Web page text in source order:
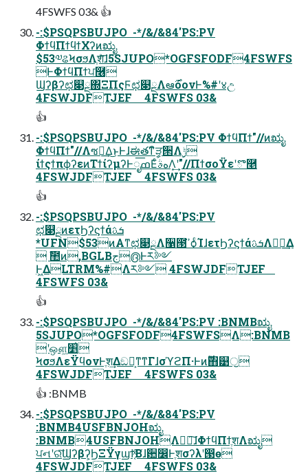
4FSWFS 03& 👍
-:$PSQPSBUJPO  -*/&/&84'PS:PV
ΦϯϥΠϯϥϯΧʔͷಋೖ
$53༧ଌϞσϧΛֶशͤ͞ɺ5SJUPO*OGFSFODF4FSWFS
ͰΦϯϥΠϯਪ࿦
Ϣʔβʔಛ௃ྔ΍ΞΠςϜಛ௃ྔΛఆ࣌όονͰ%#ʹ४උ
4FSWJDFTJEF 4FSWFS 03&
👍
-:$PSQPSBUJPO  -*/&/&84'PS:PV ΦϯϥΠϯ"//ͷಋೖ
ΦϯϥΠϯ"//Λซ༻͢Δ͜ͱͰɺಈతͳީิੜ੒Λ࣮ݱ
ίϯςϯπϕʔεͷΤϯίʔμʔͰೖߘ͞ΕͨهࣄΛ͙͢ʹ"//ΠϯσοΫεʹొ࿥
4FSWJDFTJEF 4FSWFS 03&
👍
-:$PSQPSBUJPO  -*/&/&84'PS:PV
ಛ௃ྔͷετϦʔϛϯάܭࢉ
*UFN$53ͷΑ͏ͳಛ௃ྔΛ઱౓ߴ͘ѻ͏ͨΊɺετϦʔϛϯάܭࢉΛಋೖ͢Δ
 ࣾ಺ͷ,BGLBج൫Ͱར༻
Ͱ͖ΔLTRM%#Λར༻ 4FSWJDFTJEF
4FSWFS 03&
👍
-:$PSQPSBUJPO  -*/&/&84'PS:PV :BNMBಋೖ
5SJUPO*OGFSFODF4FSWFSΛ:BNMB
ʹஔ͖׵͑
ϞσϧΛεΫϥονͰֶश͢Δඞཁ͕ͳ͘ͳΓɺσϓϩΠ·Ͱͷ࣌ؒ΋୹ॖ
4FSWJDFTJEF 4FSWFS 03&
👍 :BNMB
-:$PSQPSBUJPO  -*/&/&84'PS:PV
:BNMB4USFBNJOHಋೖ
:BNMB4USFBNJOHΛಋೖ͠ɺΦϯϥΠϯֶशΛಋೖ
ਪનʹରͯ͠Ϣʔβʔ͕ϦΞΫγϣϯ͔ͯ͠Βɺ਺෼Ͱֶशσʔλʹ൓ө
4FSWJDFTJEF 4FSWFS 03&